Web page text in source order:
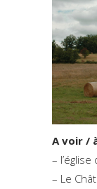
A voir /
–
– Le